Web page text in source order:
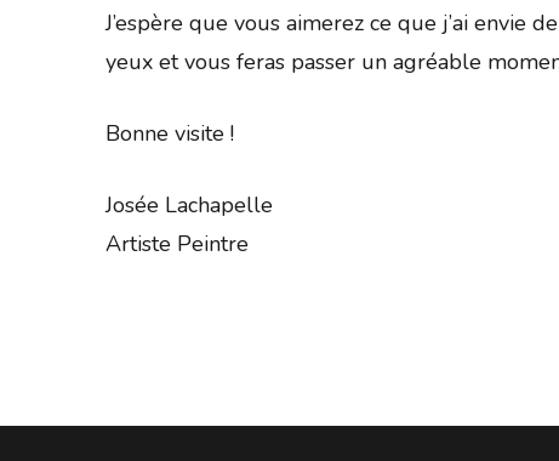
J’espère que vous aimerez ce que j’ai envie
yeux et vous feras passer un agréable
Bonne visite !
Josée Lachapelle
Artiste Peintre